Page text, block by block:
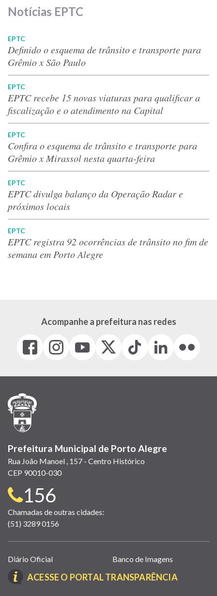
Notícias EPTC
EPTC
Definido o esquema de trânsito e transporte para
Grêmio x São Paulo
EPTC
EPTC recebe 15 novas viaturas para qualificar a
fiscalização e o atendimento na Capital
EPTC
Confira o esquema de trânsito e transporte para
Grêmio x Mirassol nesta quarta-feira
EPTC
EPTC divulga balanço da Operação Radar e
próximos locais
EPTC
EPTC registra 92 ocorrências de trânsito no fim de
semana em Porto Alegre
Acompanhe a prefeitura nas redes
Facebook
(link
em
janela)
Instagram
(link
em
(link
em
(Antigo
(link
Tiktok
(link
em
LinkedIn
(link
em
(link
em
Prefeitura Municipal de Porto Alegre
Rua João Manoel , 157 - Centro Histórico
CEP 90010-030
Telefone
para
contato:
156
Chamadas de outras cidades:
(51) 3289 0156
Links
úteis
(abrem
Diário Oficial Banco de Imagens
ACESSE O PORTAL TRANSPARÊNCIA(LINK